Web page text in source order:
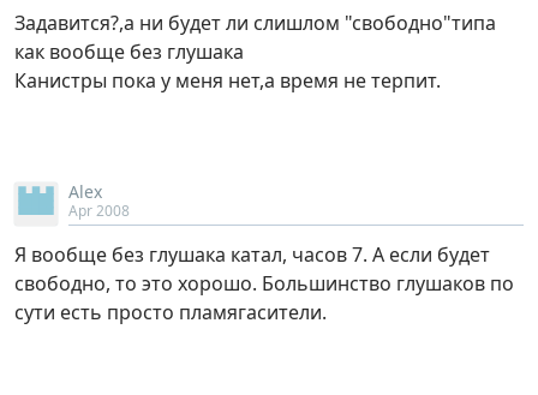
Задавится?,а ни будет ли слишлом "свободно"типа
как вообще без глушака
Канистры пока у меня нет,а время не терпит.
Alex
Apr 2008
Я вообще без глушака катал, часов 7. А если будет
свободно, то это хорошо. Большинство глушаков по
сути есть просто пламягасители.